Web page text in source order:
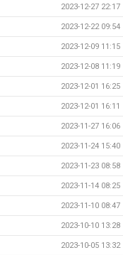
2023-12-27 22:17
2023-12-22 09:54
2023-12-09 11:15
2023-12-08 11:19
2023-12-01 16:25
2023-12-01 16:11
2023-11-27 16:06
2023-11-24 15:40
2023-11-23 08:58
2023-11-14 08:25
2023-11-10 08:47
2023-10-10 13:28
2023-10-05 13:32